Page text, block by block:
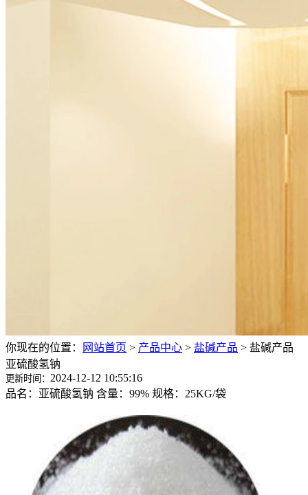
你现在的位置： 网站首页 > 产品中心 > 盐碱产品 > 盐碱产品
亚硫酸氢钠
更新时间： 2024-12-12 10:55:16
品名：亚硫酸氢钠 含量：99% 规格：25KG/袋